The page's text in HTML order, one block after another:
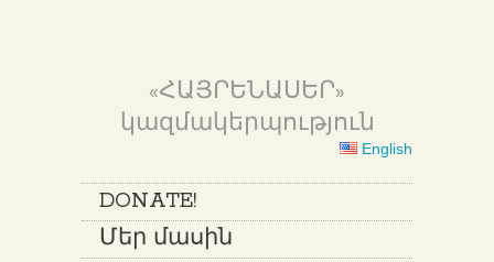
«ՀԱՅՐԵՆԱՍԵՐ»
կազմակերպություն
English
DONATE!
Մեր մասին